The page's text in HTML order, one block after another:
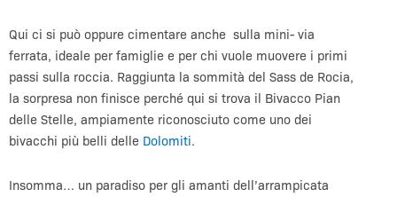
Qui ci si può oppure cimentare anche sulla mini- via
ferrata, ideale per famiglie e per chi vuole muovere i primi
passi sulla roccia. Raggiunta la sommità del Sass de Rocia,
la sorpresa non finisce perché qui si trova il Bivacco Pian
delle Stelle, ampiamente riconosciuto come uno dei
bivacchi più belli delle Dolomiti.
Insomma… un paradiso per gli amanti dell’arrampicata